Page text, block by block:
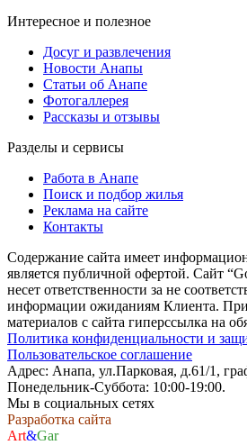
Интересное и полезное
Досуг и развлечения
Новости Анапы
Статьи об Анапе
Фотогаллерея
Рассказы и отзывы
Разделы и сервисы
Работа в Анапе
Поиск и подбор жилья
Реклама на сайте
Контакты
Содержание сайта имеет
является публичной офертой. Сайт
несет ответственности за не
информации ожиданиям Клиента. При
материалов с сайта гиперссылка на
Политика конфиденциальности и
Пользовательское соглашение
Адрес: Анапа, ул.Парковая, д.61/1,
Понедельник-Суббота: 10:00-19:00.
Мы в социальных сетях
Разработка сайта
Art&Gar